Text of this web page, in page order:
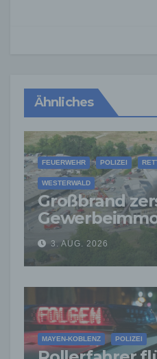
Ähnliches
FEUERWEHR POLIZEI
WESTERWALD
Großbrand
Siershahn –
entstanden
3. AUG. 2026
MAYEN-KOBLENZ POLIZEI